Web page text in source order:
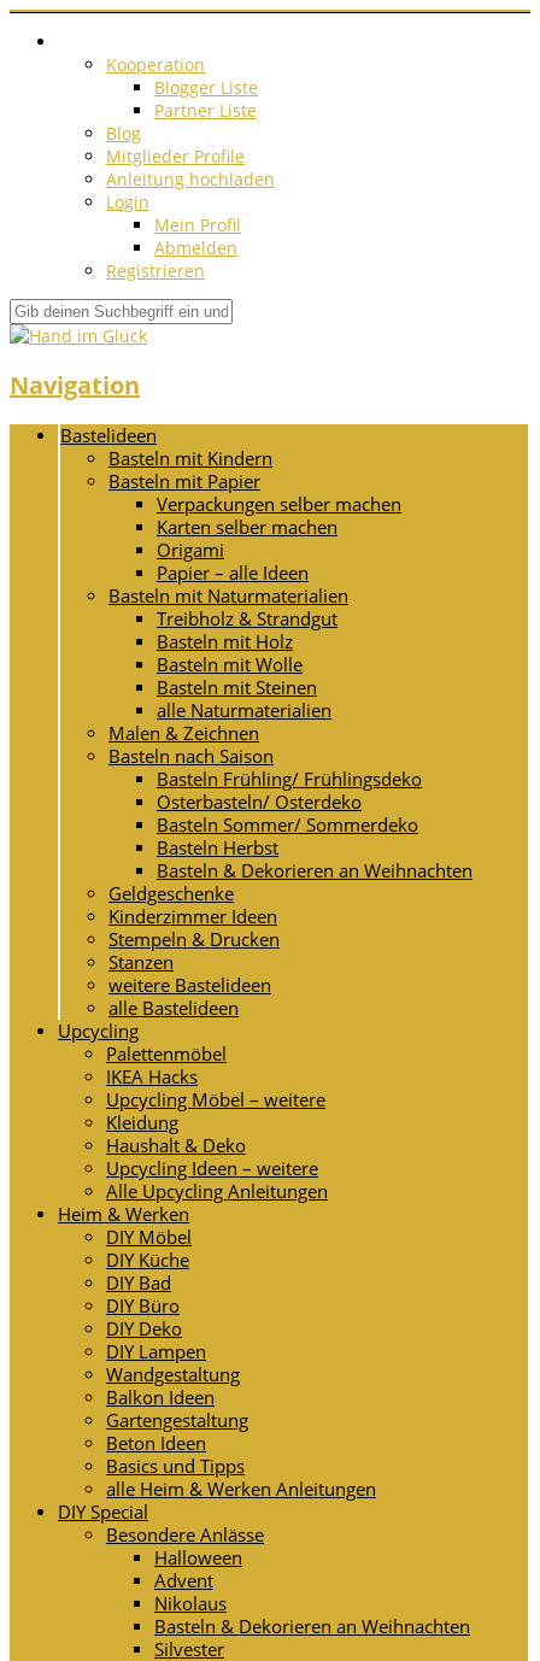
Kooperation
Blogger Liste
Partner Liste
Blog
Mitglieder Profile
Anleitung hochladen
Login
Mein Profil
Abmelden
Registrieren
Navigation
Bastelideen
Basteln mit Kindern
Basteln mit Papier
Verpackungen selber machen
Karten selber machen
Origami
Papier – alle Ideen
Basteln mit Naturmaterialien
Treibholz & Strandgut
Basteln mit Holz
Basteln mit Wolle
Basteln mit Steinen
alle Naturmaterialien
Malen & Zeichnen
Basteln nach Saison
Basteln Frühling/ Frühlingsdeko
Osterbasteln/ Osterdeko
Basteln Sommer/ Sommerdeko
Basteln Herbst
Basteln & Dekorieren an Weihnachten
Geldgeschenke
Kinderzimmer Ideen
Stempeln & Drucken
Stanzen
weitere Bastelideen
alle Bastelideen
Upcycling
Palettenmöbel
IKEA Hacks
Upcycling Möbel – weitere
Kleidung
Haushalt & Deko
Upcycling Ideen – weitere
Alle Upcycling Anleitungen
Heim & Werken
DIY Möbel
DIY Küche
DIY Bad
DIY Büro
DIY Deko
DIY Lampen
Wandgestaltung
Balkon Ideen
Gartengestaltung
Beton Ideen
Basics und Tipps
alle Heim & Werken Anleitungen
DIY Special
Besondere Anlässe
Halloween
Advent
Nikolaus
Basteln & Dekorieren an Weihnachten
Silvester